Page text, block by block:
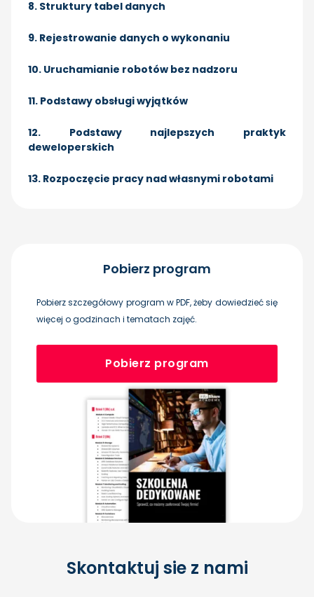
8. Struktury tabel danych
9. Rejestrowanie danych o wykonaniu
10. Uruchamianie robotów bez nadzoru
11. Podstawy obsługi wyjątków
12. Podstawy najlepszych praktyk
deweloperskich
13. Rozpoczęcie pracy nad własnymi robotami
Pobierz program
Pobierz szczegółowy program w PDF, żeby dowiedzieć się
więcej o godzinach i tematach zajęć.
Pobierz program
Skontaktuj sie z nami